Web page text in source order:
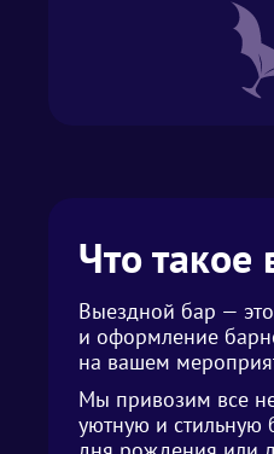
Что такое
Выездной бар —
и оформление
на вашем
Мы привозим все
уютную и стильную